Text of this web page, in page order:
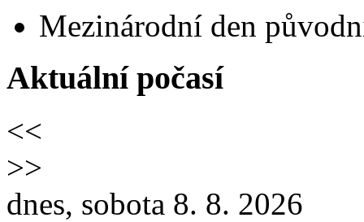
Mezinárodní den
Aktuální počasí
<<
>>
dnes, sobota 8. 8. 2026